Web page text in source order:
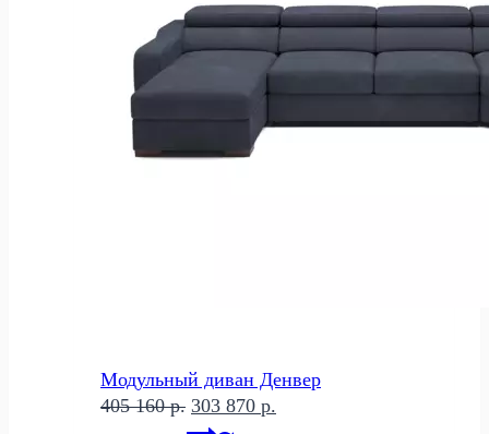
Модульный диван Денвер
405 160р. Первоначальная
303 870 р.